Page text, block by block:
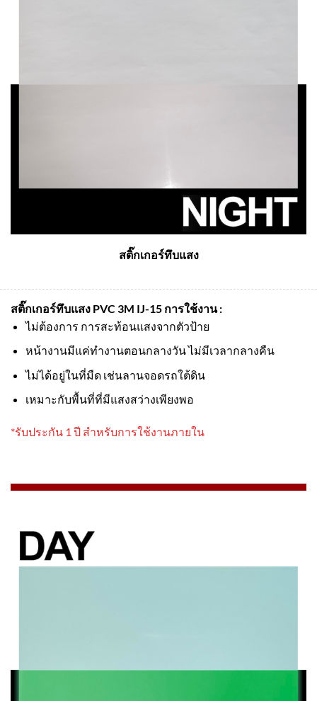
สติ๊กเกอร์ทึบแสง
สติ๊กเกอร์ทึบแสง PVC 3M IJ-15 การใช้งาน :
ไม่ต้องการ การสะท้อนแสงจากตัวป้าย
หน้างานมีแค่ทำงานตอนกลางวัน ไม่มีเวลากลางคืน
ไม่ได้อยู่ในที่มืด เช่นลานจอดรถใต้ดิน
เหมาะกับพื้นที่ที่มีแสงสว่างเพียงพอ
*รับประกัน 1 ปี สำหรับการใช้งานภายใน